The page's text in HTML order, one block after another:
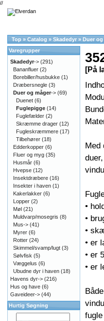
//
Top » Catalog » Skadedyr » Duer og
[På
Med
•
•
•
• er
• er
• er
Varegrupper
Skadedyr-> (291)
Bananfluer (2)
Borebiller/husbukke (1)
Dræbersnegle (3)
Duer og måger-> (69)
Duenet (6)
Fuglepigge (14)
Fuglefælder (2)
Skræmme drager (12)
Fugleskræmmere (17)
Tilbehører (18)
Edderkopper (6)
Fluer og myg (35)
Husmår (6)
Hvepse (12)
Insektdræbere (16)
Insekter i haven (1)
Kakerlakker (6)
Lopper (2)
Møl (21)
Muldvarp/mosegris (8)
Mus-> (41)
Myrer (6)
Rotter (24)
Skimmel/svamp/lugt (3)
Sølvfisk (5)
Væggelus (6)
Ubudne dyr i haven (18)
Havens dyr-> (216)
Hus og have (6)
Gaveideer-> (44)
Hurtig Søgning